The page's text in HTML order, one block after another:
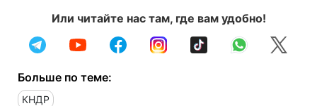
Или читайте нас там, где вам удобно!
Больше по теме:
КНДР